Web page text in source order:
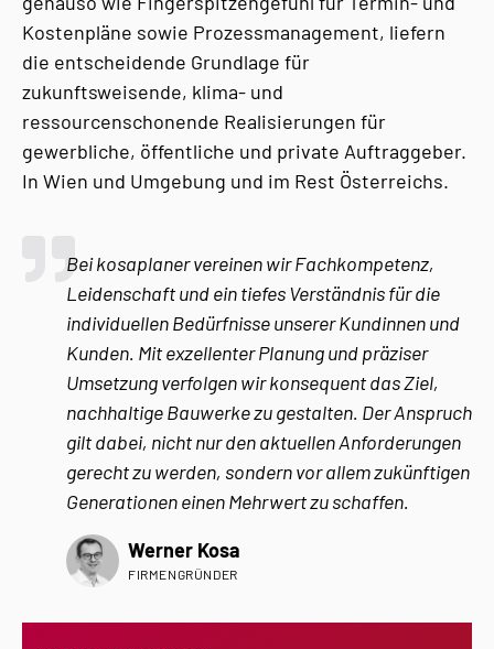
Kostenpläne sowie Prozessmanagement, liefern
die entscheidende Grundlage für
zukunftsweisende, klima- und
ressourcenschonende Realisierungen für
gewerbliche, öffentliche und private Auftraggeber.
In Wien und Umgebung und im Rest Österreichs.
Bei kosaplaner vereinen wir Fachkompetenz,
Leidenschaft und ein tiefes Verständnis für die
individuellen Bedürfnisse unserer Kundinnen und
Kunden. Mit exzellenter Planung und präziser
Umsetzung verfolgen wir konsequent das Ziel,
nachhaltige Bauwerke zu gestalten. Der Anspruch
gilt dabei, nicht nur den aktuellen Anforderungen
gerecht zu werden, sondern vor allem zukünftigen
Generationen einen Mehrwert zu schaffen.
Werner Kosa
FIRMENGRÜNDER